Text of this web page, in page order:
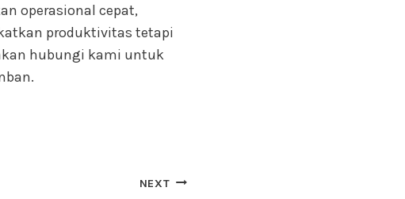
operasional cepat,
produktivitas tetapi
hubungi kami untuk
NEXT